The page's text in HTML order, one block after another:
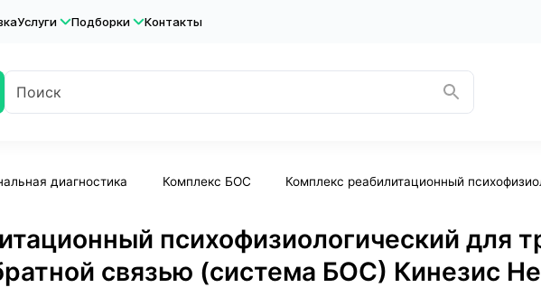
Услуги Подборки Контакты
диагностика Комплекс БОС Комплекс реабилитационный
психофизиологический для
связью (система БОС) Кинезис